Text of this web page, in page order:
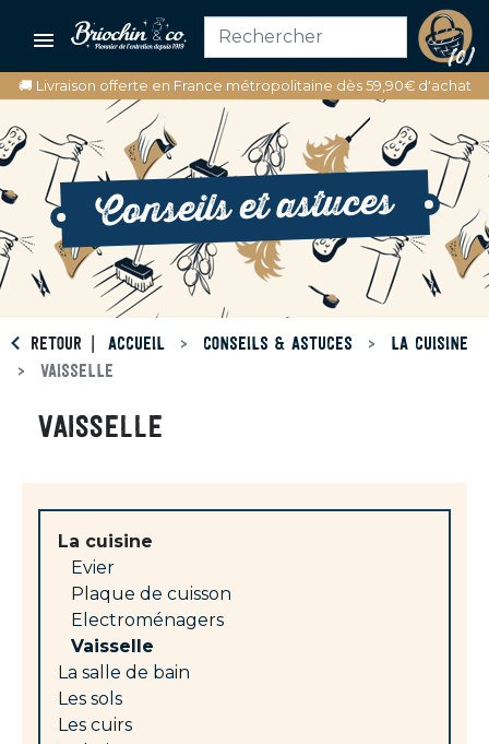

(0)
🚚 Livraison offerte en France métropolitaine dès 59,90€ d'achat
Conseils et astuces
RETOUR ACCUEIL CONSEILS & ASTUCES
LA CUISINE
VAISSELLE
VAISSELLE
La cuisine
Evier
Plaque de cuisson
Electroménagers
Vaisselle
La salle de bain
Les sols
Les cuirs